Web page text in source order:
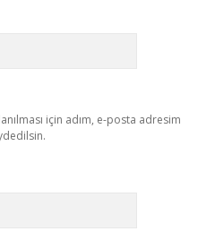
için adım, e-posta adresim